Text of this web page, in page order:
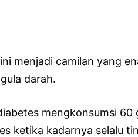
menjadi camilan yang
darah.
mengkonsumsi 60
ketika kadarnya selalu